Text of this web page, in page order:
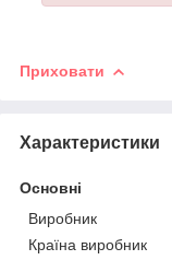
Приховати
Характеристики
Основні
Виробник
Країна виробник